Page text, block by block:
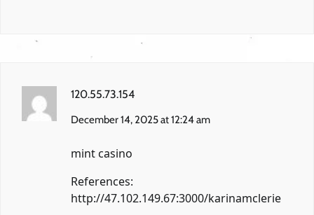
120.55.73.154
December 14, 2025 at 12:24 am
mint casino
References:
http://47.102.149.67:3000/karinamclerie